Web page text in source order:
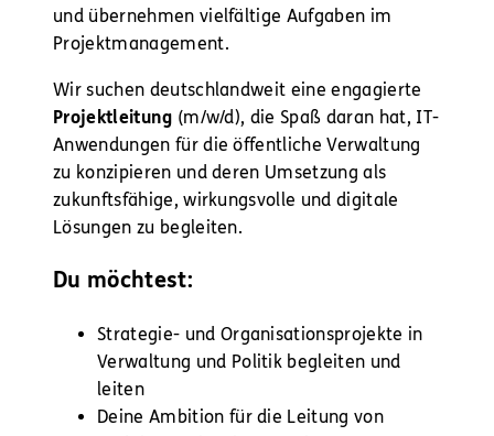
und übernehmen vielfältige Aufgaben im
Projektmanagement.
Wir suchen deutschlandweit eine engagierte
Projektleitung (m/w/d), die Spaß daran hat, IT-
Anwendungen für die öffentliche Verwaltung
zu konzipieren und deren Umsetzung als
zukunftsfähige, wirkungsvolle und digitale
Lösungen zu begleiten.
Du möchtest:
Strategie- und Organisationsprojekte in
Verwaltung und Politik begleiten und
leiten
Deine Ambition für die Leitung von